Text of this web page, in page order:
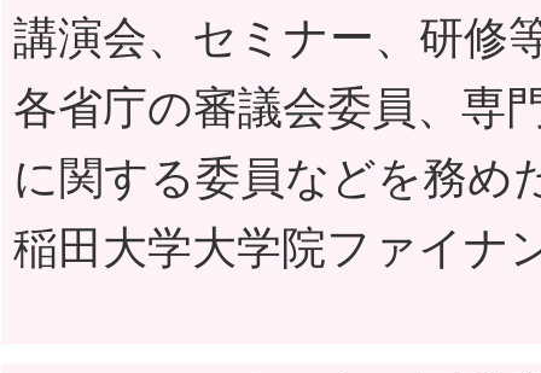
講演会、セミナー、研修
各省庁の審議会委員、専
に関する委員などを務め
稲田大学大学院ファイナ